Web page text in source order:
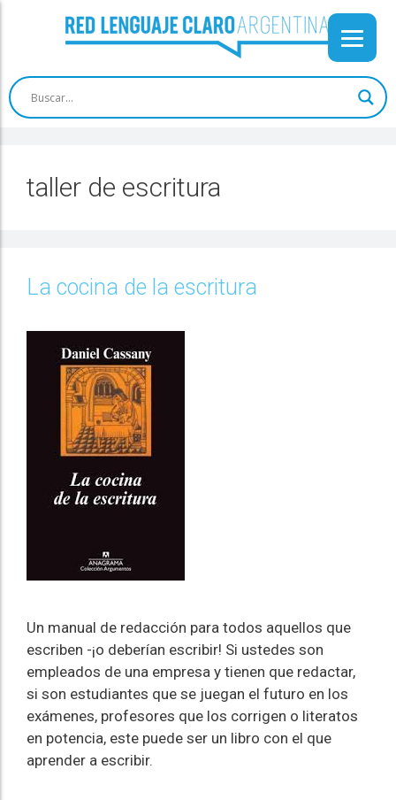
taller de escritura
La cocina de la escritura
Un manual de redacción para todos aquellos que
escriben -¡o deberían escribir! Si ustedes son
empleados de una empresa y tienen que redactar,
si son estudiantes que se juegan el futuro en los
exámenes, profesores que los corrigen o literatos
en potencia, este puede ser un libro con el que
aprender a escribir.